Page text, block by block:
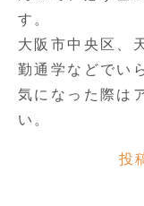
す。
大阪市中央区、
勤通学などでい
気になった際は
い。
投